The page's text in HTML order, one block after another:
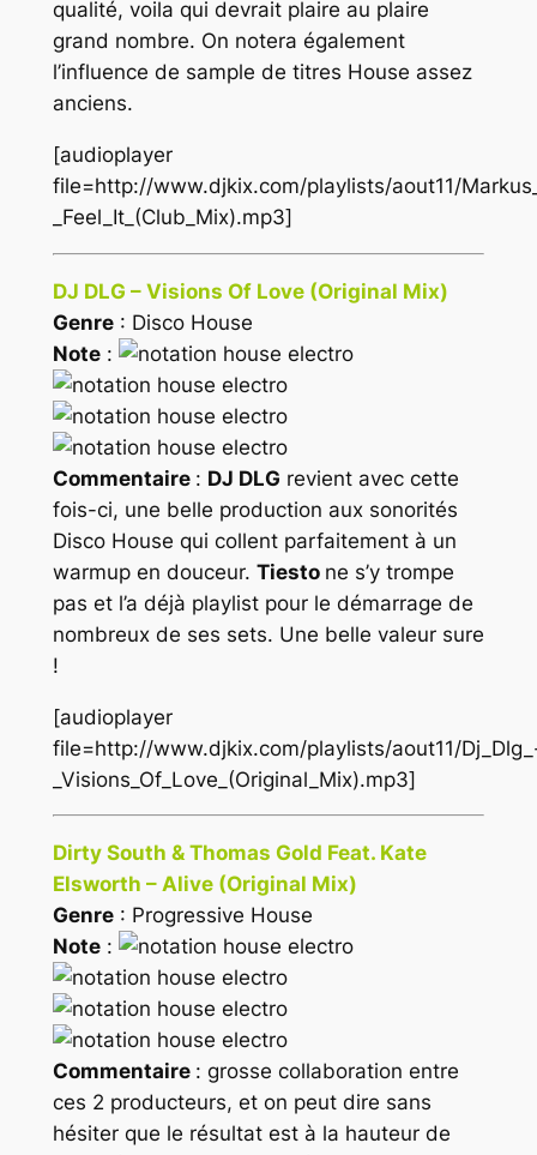
qualité, voila qui devrait plaire au plaire
grand nombre. On notera également
l’influence de sample de titres House assez
anciens.
[audioplayer
file=http://www.djkix.com/playlists/aout11/
_Feel_It_(Club_Mix).mp3]
DJ DLG – Visions Of Love (Original Mix)
Genre: Disco House
Note:
Commentaire : DJ DLG revient avec cette
fois-ci, une belle production aux sonorités
Disco House qui collent parfaitement à un
warmup en douceur. Tiesto ne s’y trompe
pas et l’a déjà playlist pour le démarrage de
nombreux de ses sets. Une belle valeur sure
!
[audioplayer
file=http://www.djkix.com/playlists/aout11/
_Visions_Of_Love_(Original_Mix).mp3]
Dirty South & Thomas Gold Feat. Kate
Elsworth – Alive (Original Mix)
Genre: Progressive House
Note:
Commentaire : grosse collaboration entre
ces 2 producteurs, et on peut dire sans
hésiter que le résultat est à la hauteur de